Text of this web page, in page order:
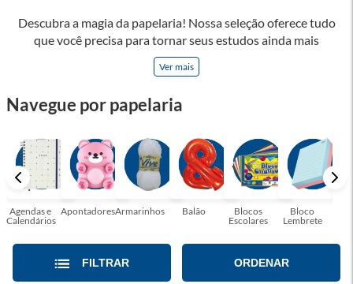
Descubra a magia da papelaria! Nossa seleção oferece tudo
que você precisa para tornar seus estudos ainda mais
inspiradores e produtos que tornarão sua rotina profissional
mais eficiente e agradável. Abrace a arte de escrever,
cores, ideias e possibilidades. Tenha certeza, temos a
encantadora! Seja para estudantes em busca do material
perfeito para suas aulas, profissionais que buscam organizar
seus escritórios, temos tudo que você precisa!
Ver mais
Navegue por papelaria
Agendas e
Calendários
ApontadoresArmarinhos Balão
Blocos
Escolares
Bloco
Lembrete
FILTRAR ORDENAR